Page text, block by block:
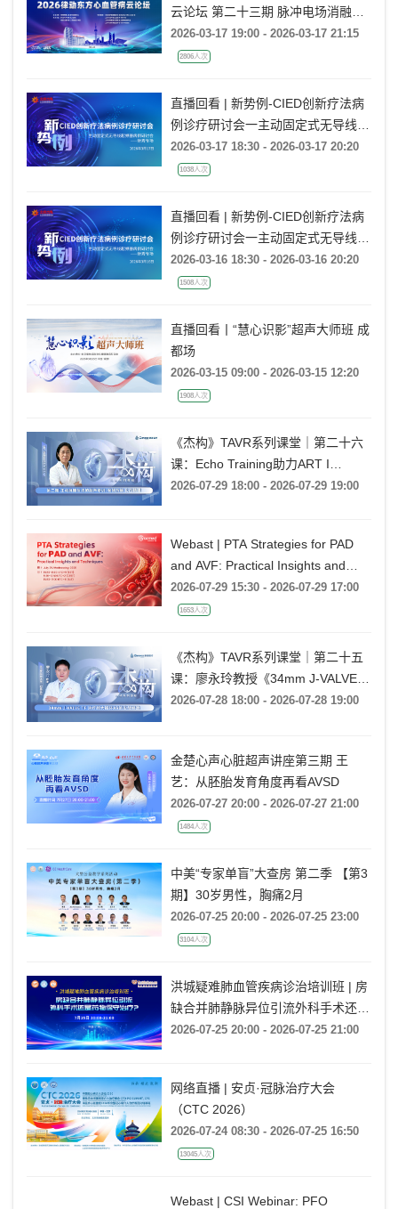
云论坛 第二十三期 脉冲电场消融进
展研讨
2026-03-17 19:00 - 2026-03-17 21:15
2806人次
直播回看 | 新势例-CIED创新疗法病
例诊疗研讨会一主动固定式无导线起
搏器病例研讨会一新秀专场
2026-03-17 18:30 - 2026-03-17 20:20
1038人次
直播回看 | 新势例-CIED创新疗法病
例诊疗研讨会一主动固定式无导线起
搏器病例研讨会一新秀专场
2026-03-16 18:30 - 2026-03-16 20:20
1508人次
直播回看丨“慧心识影”超声大师班 成
都场
2026-03-15 09:00 - 2026-03-15 12:20
1908人次
《杰构》TAVR系列课堂｜第二十六
课：Echo Training助力ART I
Rebecca T. Hahn教授《第二期-主动
2026-07-29 18:00 - 2026-07-29 19:00
Webast | PTA Strategies for PAD
and AVF: Practical Insights and
Techniques
2026-07-29 15:30 - 2026-07-29 17:00
1653人次
《杰构》TAVR系列课堂｜第二十五
课：廖永玲教授《34mm J-VALVE
TF 治疗超大瓣环AR的实战经验》
2026-07-28 18:00 - 2026-07-28 19:00
金楚心声心脏超声讲座第三期 王
艺：从胚胎发育角度再看AVSD
2026-07-27 20:00 - 2026-07-27 21:00
1484人次
中美“专家单盲”大查房 第二季 【第3
期】30岁男性，胸痛2月
2026-07-25 20:00 - 2026-07-25 23:00
3104人次
洪城疑难肺血管疾病诊治培训班 | 房
缺合并肺静脉异位引流外科手术还是
药物保守治疗?
2026-07-25 20:00 - 2026-07-25 21:00
网络直播 | 安贞·冠脉治疗大会
（CTC 2026）
2026-07-24 08:30 - 2026-07-25 16:50
13045人次
Webast | CSI Webinar: PFO